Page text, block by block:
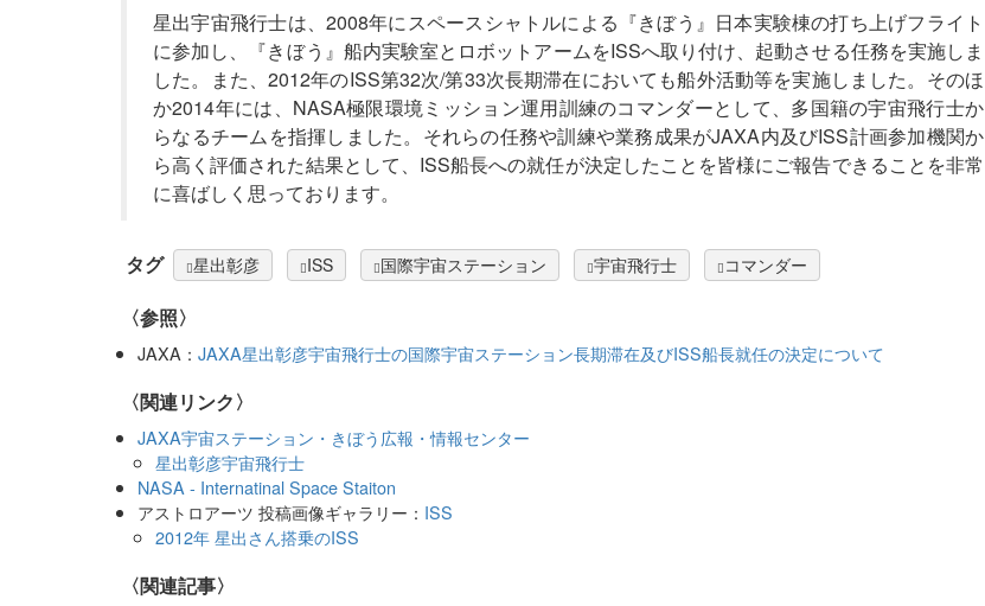
星出宇宙飛行士は、2008年にスペースシャトルによる『きぼう』日本実験棟の打ち上げフライト
に参加し、『きぼう』船内実験室とロボットアームをISSへ取り付け、起動させる任務を実施しま
した。また、2012年のISS第32次/第33次長期滞在においても船外活動等を実施しました。そのほ
か2014年には、NASA極限環境ミッション運用訓練のコマンダーとして、多国籍の宇宙飛行士か
らなるチームを指揮しました。それらの任務や訓練や業務成果がJAXA内及びISS計画参加機関か
ら高く評価された結果として、ISS船長への就任が決定したことを皆様にご報告できることを非常
に喜ばしく思っております。
タグ 星出彰彦 ISS 国際宇宙ステーション 宇宙飛行士 コマンダー
〈参照〉
JAXA：JAXA星出彰彦宇宙飛行士の国際宇宙ステーション長期滞在及びISS船長就任の決定について
〈関連リンク〉
JAXA宇宙ステーション・きぼう広報・情報センター
星出彰彦宇宙飛行士
NASA - Internatinal Space Staiton
アストロアーツ 投稿画像ギャラリー： ISS
2012年 星出さん搭乗のISS
関連記事